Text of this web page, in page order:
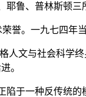
耶鲁、普林斯顿
誉。一九七四年
人文与社会科学
。
陷于一种反传统